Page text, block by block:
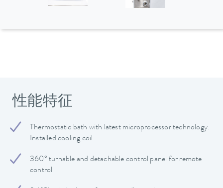
性能特征
Thermostatic bath with latest microprocessor technology.
Installed cooling coil
360° turnable and detachable control panel for remote
control